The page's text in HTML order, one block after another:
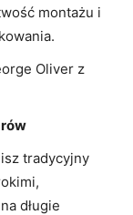
montażu i
Oliver z
tradycyjny
długie